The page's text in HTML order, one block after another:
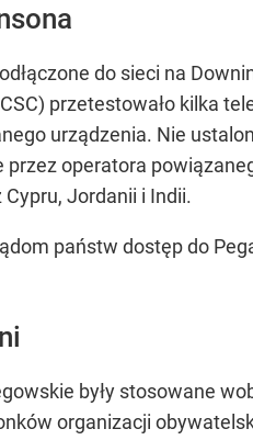
do sieci na
przetestowało kilka
urządzenia. Nie
przez operatora
Jordanii i Indii.
państw dostęp do
były stosowane
organizacji